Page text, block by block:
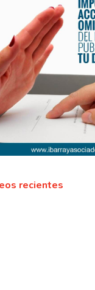
recientes